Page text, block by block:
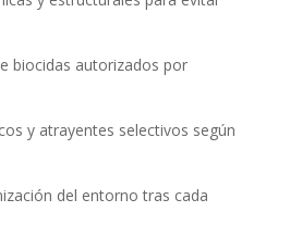
biocidas autorizados por
y atrayentes selectivos según
del entorno tras cada